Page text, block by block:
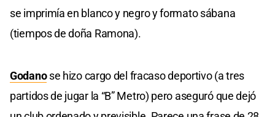
se imprimía en blanco y negro y formato sábana
(tiempos de doña Ramona).
Godanose hizo cargo del fracaso deportivo (a tres
partidos de jugar la “B” Metro) pero aseguró que dejó